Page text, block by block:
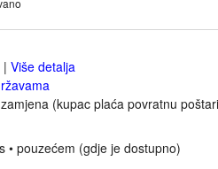
| Više detalja
(kupac plaća povratnu
• pouzećem (gdje je dostupno)